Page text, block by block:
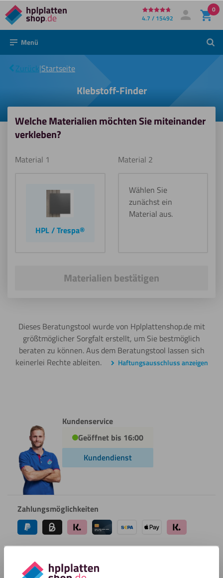
Direkt
zum
Inhalt
4.7 / 15492 Mein Konto
Anmelden
0
Menü
Zurück|Startseite
Klebstoff-
Finder
Klebstoff-Finder
Welche Materialien möchten Sie miteinander
verkleben?
Material 1
HPL / Trespa®
Material 2
Wählen Sie
zunächst ein
Material aus.
Materialien bestätigen
Dieses Beratungstool wurde von Hplplattenshop.de mit
größtmöglicher Sorgfalt erstellt, um Sie bestmöglich
beraten zu können. Aus dem Beratungstool lassen sich
keinerlei Rechte ableiten.
Haftungsausschluss anzeigen
Kundenservice
Geöffnet bis 16:00
Kundendienst
Zahlungsmöglichkeiten